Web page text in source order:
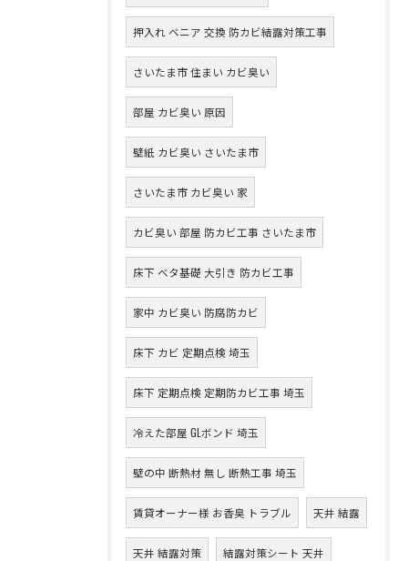
押入れ ベニア 交換 防カビ結露対策工事
さいたま市 住まい カビ臭い
部屋 カビ臭い 原因
壁紙 カビ臭い さいたま市
さいたま市 カビ臭い 家
カビ臭い 部屋 防カビ工事 さいたま市
床下 ベタ基礎 大引き 防カビ工事
家中 カビ臭い 防腐防カビ
床下 カビ 定期点検 埼玉
床下 定期点検 定期防カビ工事 埼玉
冷えた部屋 GLボンド 埼玉
壁の中 断熱材 無し 断熱工事 埼玉
賃貸オーナー様 お香臭 トラブル 天井 結露
天井 結露対策 結露対策シート 天井